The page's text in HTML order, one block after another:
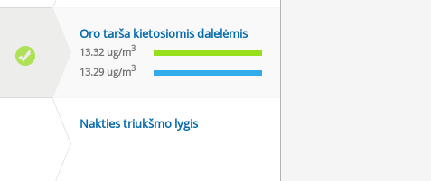
Oro tarša kietosiomis dalelėmis
13.32 ug/m3
13.29 ug/m3
Nakties triukšmo lygis